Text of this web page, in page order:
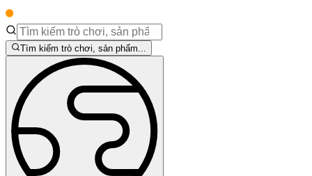
Tìm kiếm trò chơi, sản phẩm...